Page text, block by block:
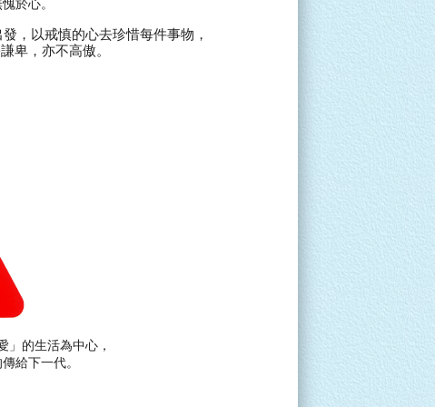
於心。
，以戒慎的心去珍惜每件事物，
卑，亦不高傲。
」的生活為中心，
給下一代。